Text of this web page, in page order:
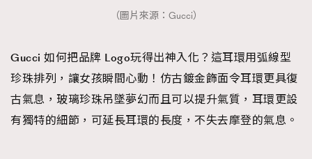
（圖片來源：Gucci）
Gucci 如何把品牌 Logo玩得出神入化？這耳環用弧線型
珍珠排列，讓女孩瞬間心動！仿古鍍金飾面令耳環更具復
古氣息，玻璃珍珠吊墜夢幻而且可以提升氣質，耳環更設
有獨特的細節，可延長耳環的長度，不失去摩登的氣息。